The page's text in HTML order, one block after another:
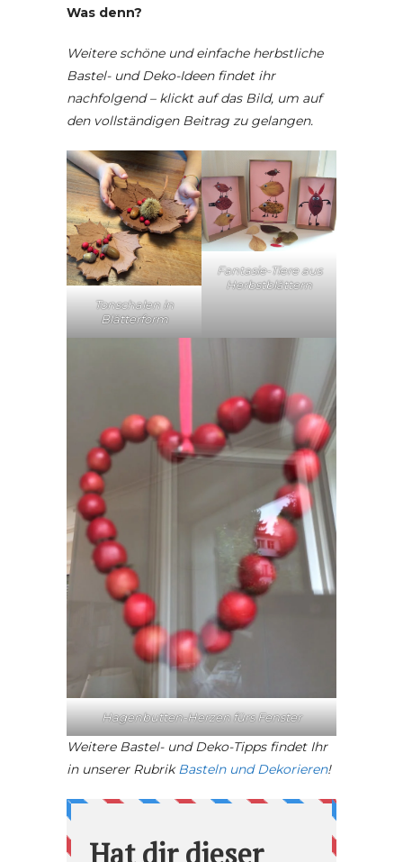
Was denn?
Weitere schöne und einfache herbstliche
Bastel- und Deko-Ideen findet ihr
nachfolgend – klickt auf das Bild, um auf
den vollständigen Beitrag zu gelangen.
Tonschalen in
Blätterform
Fantasie-Tiere aus
Herbstblättern
Hagenbutten-Herzen fürs Fenster
Weitere Bastel- und Deko-Tipps findet Ihr
in unserer RubrikBasteln und Dekorieren!